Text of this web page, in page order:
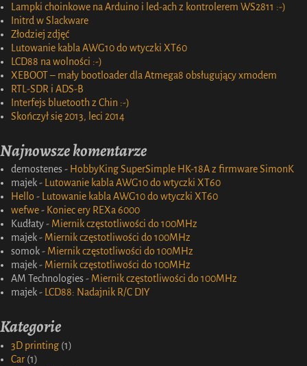
Lampki choinkowe na Arduino i led-ach z kontrolerem WS2811 :-)
Initrd w Slackware
Złodziej zdjęć
Lutowanie kabla AWG10 do wtyczki XT60
LCD88 na wolności :-)
XEBOOT – mały bootloader dla Atmega8 obsługujący xmodem
RTL-SDR i ADS-B
Interfejs bluetooth z Chin :-)
Skończył się 2013, leci 2014
Najnowsze komentarze
demostenes- HobbyKing SuperSimple HK-18A z firmware SimonK
majek-
Lutowanie kabla AWG10 do wtyczki XT60
Hello -
Lutowanie kabla AWG10 do wtyczki XT60
wefwe- Koniec ery REXa 6000
Kudłaty- Miernik częstotliwości do 100MHz
majek- Miernik częstotliwości do 100MHz
somok- Miernik częstotliwości do 100MHz
majek- Miernik częstotliwości do 100MHz
AM Technologies- Miernik częstotliwości do 100MHz
majek- LCD88: Nadajnik R/C DIY
Kategorie
3D printing (1)
Car (1)